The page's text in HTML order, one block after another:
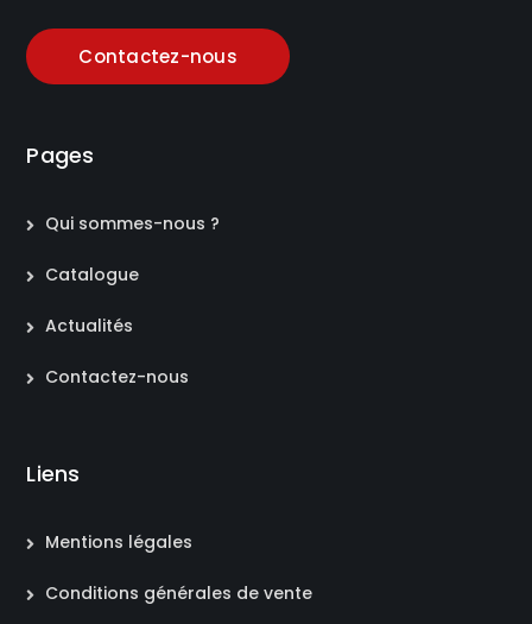
Contactez-nous
Pages
Qui sommes-nous ?
Catalogue
Actualités
Contactez-nous
Liens
Mentions légales
Conditions générales de vente